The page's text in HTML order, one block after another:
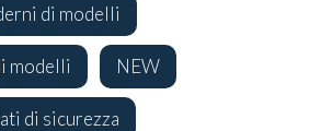
di modelli
modelli NEW
di sicurezza